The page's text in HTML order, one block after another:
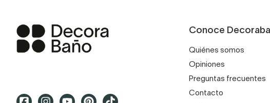
Conoce
Quiénes somos
Opiniones
Preguntas frecuentes
Contacto